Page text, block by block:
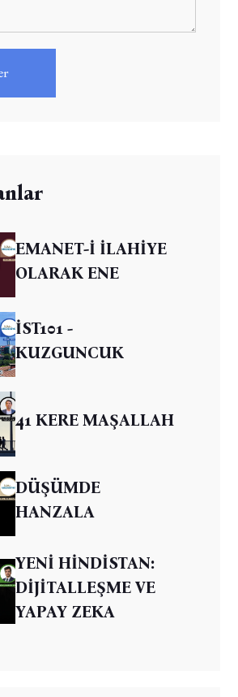
EMANET-İ İLAHİYE
OLARAK ENE
İST101 -
KUZGUNCUK
41 KERE MAŞALLAH
DÜŞÜMDE
HANZALA
YENİ HİNDİSTAN:
DİJİTALLEŞME VE
YAPAY ZEKA